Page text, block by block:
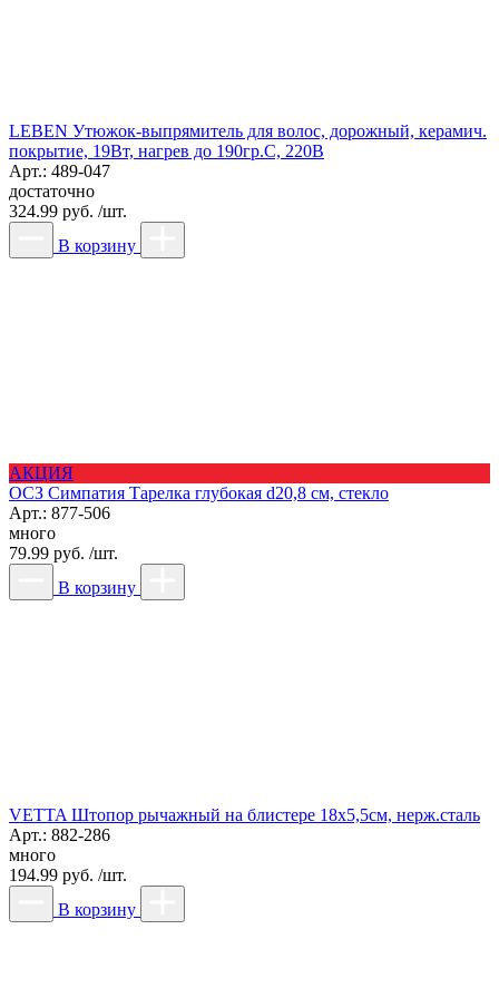
LEBEN Утюжок-выпрямитель для волос, дорожный, керамич.
покрытие, 19Вт, нагрев до 190гр.С, 220В
Арт.: 489-047
достаточно
324.99 руб. /шт.
В корзину
АКЦИЯ
ОСЗ Симпатия Тарелка глубокая d20,8 см, стекло
Арт.: 877-506
много
79.99 руб. /шт.
В корзину
VETTA Штопор рычажный на блистере 18х5,5см, нерж.сталь
Арт.: 882-286
много
194.99 руб. /шт.
В корзину